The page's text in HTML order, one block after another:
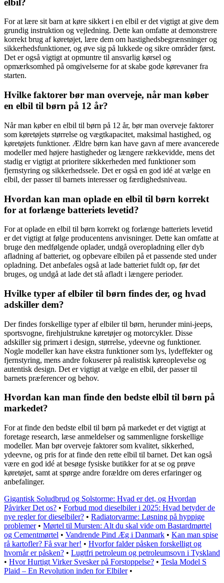
For at lære sit barn at køre sikkert i en elbil er det vigtigt at give dem
grundig instruktion og vejledning. Dette kan omfatte at demonstrere
korrekt brug af køretøjet, lære dem om hastighedsbegrænsninger og
sikkerhedsfunktioner, og øve sig på lukkede og sikre områder først.
Det er også vigtigt at opmuntre til ansvarlig kørsel og
opmærksomhed på omgivelserne for at skabe gode kørevaner fra
starten.
Hvilke faktorer bør man overveje, når man køber
en elbil til børn på 12 år?
Når man køber en elbil til børn på 12 år, bør man overveje faktorer
som køretøjets størrelse og vægtkapacitet, maksimal hastighed, og
køretøjets funktioner. Ældre børn kan have gavn af mere avancerede
modeller med højere hastigheder og længere rækkevidde, mens det
stadig er vigtigt at prioritere sikkerheden med funktioner som
fjernstyring og sikkerhedssele. Det er også en god idé at vælge en
elbil, der passer til barnets interesser og færdighedsniveau.
Hvordan kan man oplade en elbil til børn korrekt
for at forlænge batteriets levetid?
For at oplade en elbil til børn korrekt og forlænge batteriets levetid
er det vigtigt at følge producentens anvisninger. Dette kan omfatte at
bruge den medfølgende oplader, undgå overopladning eller dyb
afladning af batteriet, og opbevare elbilen på et passende sted under
opladning. Det anbefales også at lade batteriet fuldt op, før det
bruges, og undgå at lade det stå afladt i længere perioder.
Hvilke typer af elbiler til børn findes der, og hvad
adskiller dem?
Der findes forskellige typer af elbiler til børn, herunder mini-jeeps,
sportsvogne, firehjulstrukne køretøjer og motorcykler. Disse
adskiller sig primært i design, størrelse, ydeevne og funktioner.
Nogle modeller kan have ekstra funktioner som lys, lydeffekter og
fjernstyring, mens andre fokuserer på realistisk køreoplevelse og
autentisk design. Det er vigtigt at vælge en elbil, der passer til
barnets præferencer og behov.
Hvordan kan man finde den bedste elbil til børn på
markedet?
For at finde den bedste elbil til børn på markedet er det vigtigt at
foretage research, læse anmeldelser og sammenligne forskellige
modeller. Man bør overveje faktorer som kvalitet, sikkerhed,
ydeevne, og pris for at finde den rette elbil til barnet. Det kan også
være en god idé at besøge fysiske butikker for at se og prøve
køretøjet, samt at spørge andre forældre om deres erfaringer og
anbefalinger.
Gigantisk Soludbrud og Solstorme: Hvad er det, og Hvordan
Påvirker Det os? • Forbud mod dieselbiler i 2025: Hvad betyder de
nye regler for dieselbiler? • Radiatorvarme: Løsning på hyppige
problemer• Mørtel til Mursten: Alt du skal vide om Bastardmørtel
og Cementmørtel • Vandrende Pind Æg i Danmark • Kan man spise
rå kartofler? Få svar her! • Hvorfor falder påsken forskelligt og
hvornår er påsken? • Lugtfri petroleum og petroleumsovn i Tyskland
• Hvor Hurtigt Virker Svesker på Forstoppelse? • Tesla Model S
Plaid – En Revolution inden for Elbiler•